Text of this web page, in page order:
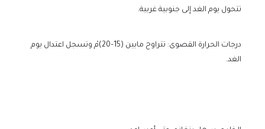
تتحول يوم الغد إلى جنوبية غربية.
درجات الحرارة القصوى: تتراوح مابين (15–20)مْ وتسجل اعتدال يوم
الغد.